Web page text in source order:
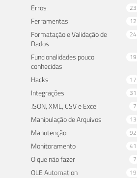
Erros 23
Ferramentas 12
Formatação e Validação de
Dados
24
Funcionalidades pouco
conhecidas
19
Hacks 17
Integrações 31
JSON, XML, CSV e Excel 7
Manipulação de Arquivos 13
Manutenção 92
Monitoramento 41
O que não fazer 7
OLE Automation 19